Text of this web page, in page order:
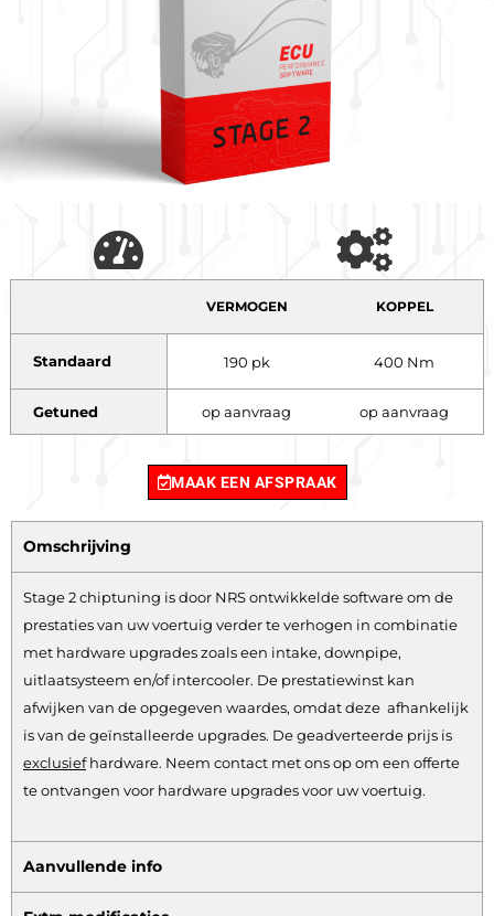
VERMOGEN KOPPEL
Standaard 190 pk 400 Nm
Getuned op aanvraag op aanvraag
MAAK EEN AFSPRAAK
Omschrijving
Stage 2 chiptuning is door NRS ontwikkelde software om de
prestaties van uw voertuig verder te verhogen in combinatie
met hardware upgrades zoals een intake, downpipe,
uitlaatsysteem en/of intercooler. De prestatiewinst kan
afwijken van de opgegeven waardes, omdat deze afhankelijk
is van de geïnstalleerde upgrades. De geadverteerde prijs is
exclusiefhardware. Neem contact met ons op om een offerte
te ontvangen voor hardware upgrades voor uw voertuig.
Aanvullende info